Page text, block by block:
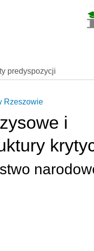
predyspozycji
Rzeszowie
i